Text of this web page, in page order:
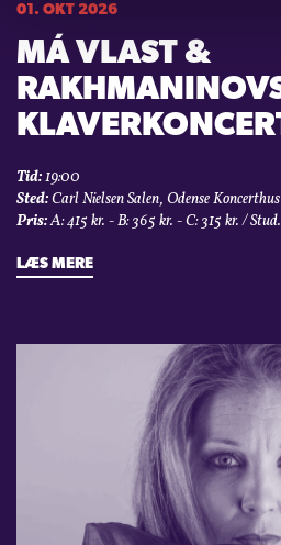
01. OKT 2026
MÁ VLAST &
Tid:19:00
Sted:Carl Nielsen Salen, Odense Koncerthus
Pris:A: 415 kr. - B: 365 kr. - C: 315 kr. /
LÆS MERE